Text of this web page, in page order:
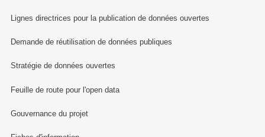
Lignes directrices pour la publication de données ouvertes
Demande de réutilisation de données publiques
Stratégie de données ouvertes
Feuille de route pour l'open data
Gouvernance du projet